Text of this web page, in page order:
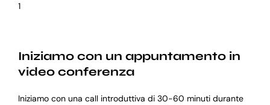
1
Iniziamo con un appuntamento in
video conferenza
Iniziamo con una call introduttiva di 30-60 minuti durante